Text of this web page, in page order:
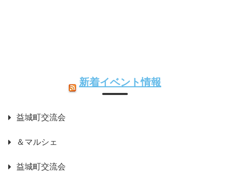
新着イベント情報
益城町交流会
＆マルシェ
益城町交流会